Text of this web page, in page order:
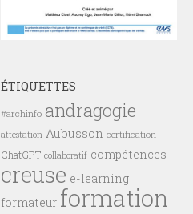
ÉTIQUETTES
#archinfo andragogie
attestation Aubusson certification
ChatGPT collaboratif compétences
creuse e-learning
formateur formation